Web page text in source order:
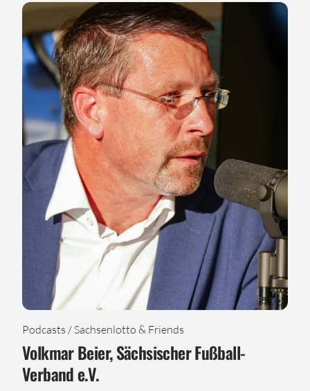
Podcasts / Sachsenlotto & Friends
Volkmar Beier, Sächsischer Fußball-
Verband e.V.